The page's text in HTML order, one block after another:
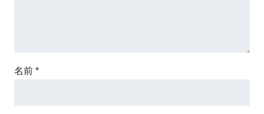
名前 *